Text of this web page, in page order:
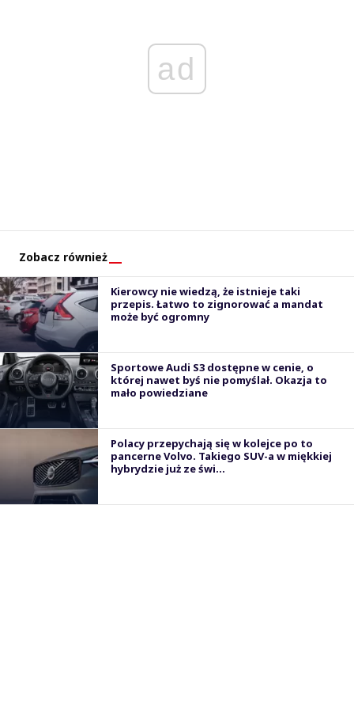
ad
Zobacz również
Kierowcy nie wiedzą, że istnieje taki
przepis. Łatwo to zignorować a mandat
może być ogromny
Sportowe Audi S3 dostępne w cenie, o
której nawet byś nie pomyślał. Okazja to
mało powiedziane
Polacy przepychają się w kolejce po to
pancerne Volvo. Takiego SUV-a w miękkiej
hybrydzie już ze świ...